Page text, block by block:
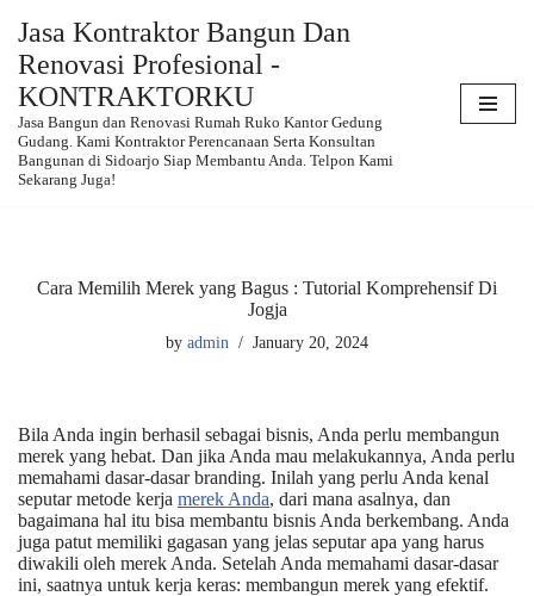
Skip
content
Jasa Kontraktor Bangun Dan
Renovasi Profesional -
KONTRAKTORKU
Jasa Bangun dan Renovasi Rumah Ruko Kantor Gedung
Gudang. Kami Kontraktor Perencanaan Serta Konsultan
Bangunan di Sidoarjo Siap Membantu Anda. Telpon Kami
Sekarang Juga!
Cara Memilih Merek yang Bagus : Tutorial Komprehensif Di
Jogja
by admin January 20, 2024
Bila Anda ingin berhasil sebagai bisnis, Anda perlu membangun
merek yang hebat. Dan jika Anda mau melakukannya, Anda perlu
memahami dasar-dasar branding. Inilah yang perlu Anda kenal
seputar metode kerja merek Anda, dari mana asalnya, dan
bagaimana hal itu bisa membantu bisnis Anda berkembang. Anda
juga patut memiliki gagasan yang jelas seputar apa yang harus
diwakili oleh merek Anda. Setelah Anda memahami dasar-dasar
ini, saatnya untuk kerja keras: membangun merek yang efektif.